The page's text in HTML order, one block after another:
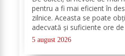
pentru a fi mai eficient în
zilnice. Aceasta se poate
adecvată și suficiente ore
băuturile care pot oferi
oamenii aleg să bea cafea...
5 august 2026